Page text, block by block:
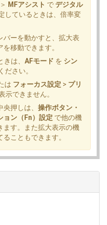
＞ MFアシスト でデジタル
しているときは、倍率変
バーを動かすと、拡大表
移動できます。
きは、 AFモード を シン
ださい。
は フォーカス設定 > プリ
示できません。
押しは、 操作ボタン・
ョン（Fn）設定 で他の機
ます。また拡大表示の機
こともできます。